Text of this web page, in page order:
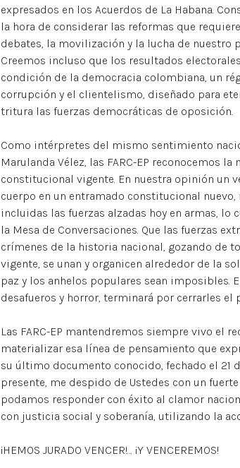
expresados en los Acuerdos de La Habana.
la hora de considerar las reformas que
debates, la movilización y la lucha de nuestro
Creemos incluso que los resultados
condición de la democracia colombiana, un
corrupción y el clientelismo, diseñado para
tritura las fuerzas democráticas de oposición.
Como intérpretes del mismo sentimiento
Marulanda Vélez, las FARC-EP reconocemos
constitucional vigente. En nuestra opinión un
cuerpo en un entramado constitucional
incluidas las fuerzas alzadas hoy en armas, lo
la Mesa de Conversaciones. Que las fuerzas
crímenes de la historia nacional, gozando de
vigente, se unan y organicen alrededor de la
paz y los anhelos populares sean imposibles.
desafueros y horror, terminará por cerrarles el
Las FARC-EP mantendremos siempre vivo el
materializar esa línea de pensamiento que
su último documento conocido, fechado el 21
presente, me despido de Ustedes con un
podamos responder con éxito al clamor
con justicia social y soberanía, utilizando la
¡HEMOS JURADO VENCER!… ¡Y VENCEREMOS!